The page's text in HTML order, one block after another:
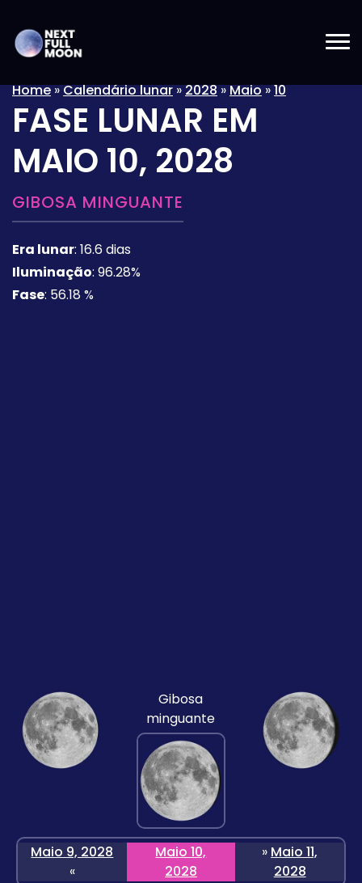
Home»Calendário lunar»2028»Maio»10
FASE LUNAR EM
MAIO 10, 2028
GIBOSA MINGUANTE
Era lunar: 16.6 dias
Iluminação: 96.28%
Fase: 56.18 %
Gibosa
minguante
Maio 9, 2028
«
Maio 10,
2028
» Maio 11,
2028